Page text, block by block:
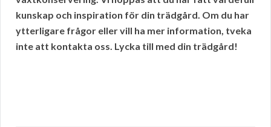
kunskap och inspiration för din trädgård. Om du har
ytterligare frågor eller vill ha mer information, tveka
inte att kontakta oss. Lycka till med din trädgård!